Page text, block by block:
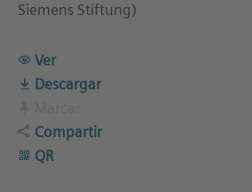
Siemens Stiftung)
Ver
Descargar
Compartir
QR